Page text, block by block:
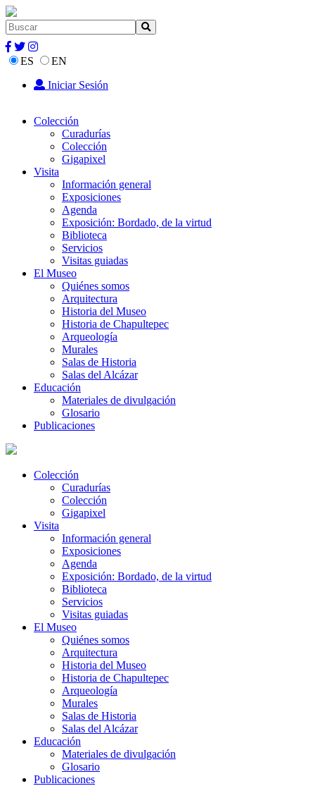
ES
EN
Iniciar Sesión
Colección
Curadurías
Colección
Gigapixel
Visita
Información general
Exposiciones
Agenda
Exposición: Bordado, de la virtud
Biblioteca
Servicios
Visitas guiadas
El Museo
Quiénes somos
Arquitectura
Historia del Museo
Historia de Chapultepec
Arqueología
Murales
Salas de Historia
Salas del Alcázar
Educación
Materiales de divulgación
Glosario
Publicaciones
Colección
Curadurías
Colección
Gigapixel
Visita
Información general
Exposiciones
Agenda
Exposición: Bordado, de la virtud
Biblioteca
Servicios
Visitas guiadas
El Museo
Quiénes somos
Arquitectura
Historia del Museo
Historia de Chapultepec
Arqueología
Murales
Salas de Historia
Salas del Alcázar
Educación
Materiales de divulgación
Glosario
Publicaciones